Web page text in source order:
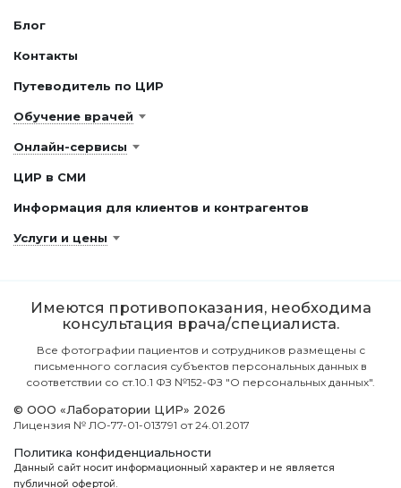
Блог
Контакты
Путеводитель по ЦИР
Обучение врачей
Онлайн-сервисы
ЦИР в СМИ
Информация для клиентов и контрагентов
Услуги и цены
Имеются противопоказания, необходима
консультация врача/специалиста.
Все фотографии пациентов и сотрудников размещены с
письменного согласия субъектов персональных данных в
соответствии со ст.10.1 ФЗ №152-ФЗ "О персональных данных".
© ООО «Лаборатории ЦИР» 2026
Лицензия № ЛО-77-01-013791 от 24.01.2017
Политика конфиденциальности
Данный сайт носит информационный характер и не является
публичной офертой.